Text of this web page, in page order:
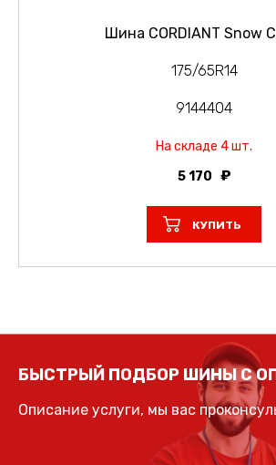
Шина CORDIANT Snow
175/65R14
9144404
На складе 4 шт.
5 170
КУПИТЬ
БЫСТРЫЙ ПОДБОР ШИНЫ С
Описание услуги, мы вас